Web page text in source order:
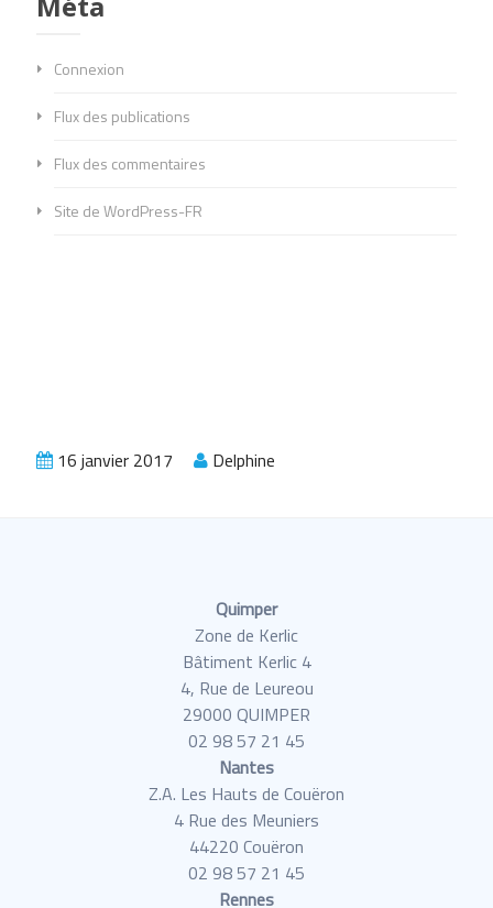
Connexion
Flux des publications
Flux des commentaires
Site de WordPress-FR
16 janvier 2017 Delphine
Quimper
Zone de Kerlic
Bâtiment Kerlic 4
4, Rue de Leureou
29000 QUIMPER
02 98 57 21 45
Nantes
Z.A. Les Hauts de Couëron
4 Rue des Meuniers
44220 Couëron
02 98 57 21 45
Rennes